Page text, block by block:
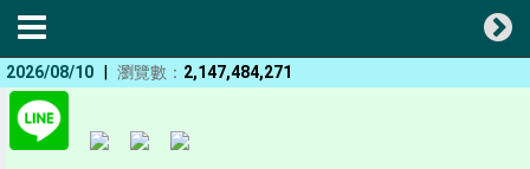
2026/08/10 | 瀏覽數： 2,147,484,271